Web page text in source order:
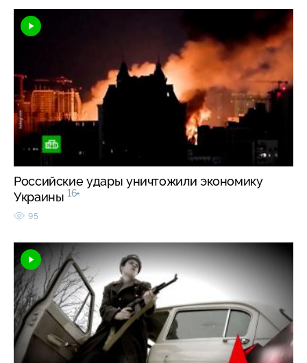
Российские удары уничтожили экономику
Украины 16+
95